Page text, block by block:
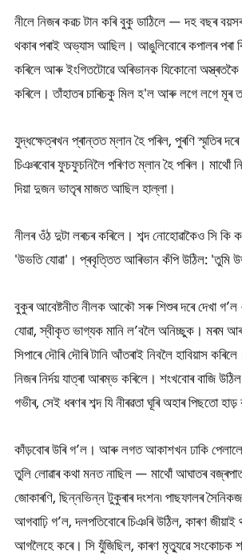
নীলে নিজৰ কৱচ টান কৰি বুকু ডাঠিলে — দহ বছৰ
থকাৰ পৰাই অভ্যাস আছিল। আঙুলিবোৰে কপালৰ পৰা
কৰিলে আৰু ইংগিতটোৱে অৰিভানক যিকোনো অস্ত্ৰতকৈ
কৰিলে। তাঁহাতৰ চাৰিচকু মিল হ'ল আৰু লগে লগে মূৰ
যুদ্ধক্ষেত্ৰখন প্ৰান্তত ম্লান হৈ পৰিল, পুৰণি স্মৃতিৰ
চিঞৰবোৰ ফুচফুচনিলৈ পৰিণত ম্লান হৈ পৰিল।
দিয়া দুজন ভাতৃৰ মাজত আছিল হাল্লা।
নীলৰ ওঁঠ দুটা লৰচৰ কৰিলে। শব্দ নোহোৱাকৈও সি কি
'উভতি যোৱা'। প্ৰবৃত্তিত আৰিভান কঁপি উঠিল: 'তুমি
বুকুৰ আবেষ্টনীত নীলক আকৌ সৰু শিশুৰ দৰে দেখা
যোৱা, স্বীকৃত ভাগ্যক মানি ল’বলৈ অনিচ্ছুক। মৰম
সিপাৰে দৌৰি দৌৰি টানি আঁতৰাই নিবলৈ হাবিয়াস
নিজৰ নিৰ্দয় যাত্ৰা আৰম্ভ কৰিলে। শংখবোৰ বাজি
গভীৰ, সেই ধৰণৰ শব্দ যি নীৰৱতা ঘূৰি অহাৰ পিছতো
কাঁড়বোৰ উৰি গ’ল। আৰু লগত আকাশখন ঢাকি
তুলি লোৱাৰ কথা মনত নাছিল — মাথোঁ আঘাতৰ
জোকাৰণি, ছিন্নভিন্ন টুকুৰাৰ দংশন৷ পাছফালৰ
আগবাঢ়ি গ’ল, দলপতিবোৰে চিঞৰি উঠিল, কাৰণ জীয়াই
আগলৈহে কৰে। সি যুঁজিছিল, কাৰণ মৃত্যুৱে সংকোচক